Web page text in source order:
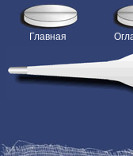
Главная